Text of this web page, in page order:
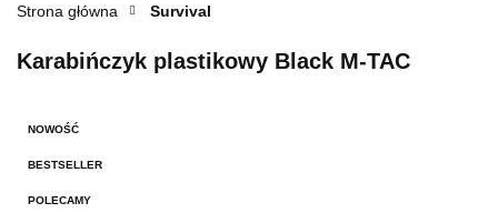
Strona główna Survival
Karabińczyk plastikowy Black M-TAC
NOWOŚĆ
BESTSELLER
POLECAMY